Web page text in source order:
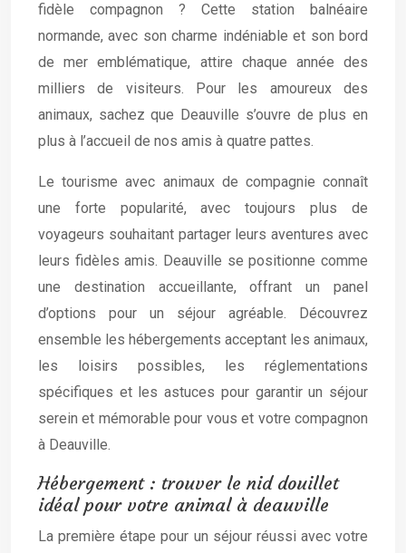
fidèle compagnon ? Cette station balnéaire
normande, avec son charme indéniable et son bord
de mer emblématique, attire chaque année des
milliers de visiteurs. Pour les amoureux des
animaux, sachez que Deauville s’ouvre de plus en
plus à l’accueil de nos amis à quatre pattes.
Le tourisme avec animaux de compagnie connaît
une forte popularité, avec toujours plus de
voyageurs souhaitant partager leurs aventures avec
leurs fidèles amis. Deauville se positionne comme
une destination accueillante, offrant un panel
d’options pour un séjour agréable. Découvrez
ensemble les hébergements acceptant les animaux,
les loisirs possibles, les réglementations
spécifiques et les astuces pour garantir un séjour
serein et mémorable pour vous et votre compagnon
à Deauville.
Hébergement : trouver le nid douillet
idéal pour votre animal à deauville
La première étape pour un séjour réussi avec votre